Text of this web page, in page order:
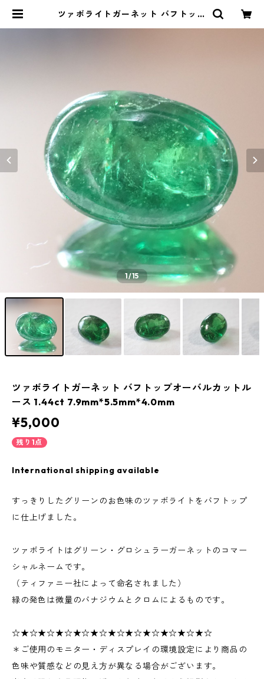
ツァボライトガーネット バフトップ
1/15
ツァボライトガーネット バフトップオーバルカットル
ース 1.44ct 7.9mm*5.5mm*4.0mm
¥5,000
残り1点
International shipping available
すっきりしたグリーンのお色味のツァボライトをバフトップ
に仕上げました。
ツァボライトはグリーン・グロシュラーガーネットのコマー
シャルネームです。
（ティファニー社によって命名されました）
緑の発色は微量のバナジウムとクロムによるものです。
☆★☆★☆★☆★☆★☆★☆★☆★☆★☆★☆★☆
＊ご使用のモニター・ディスプレイの環境設定により商品の
色味や質感などの見え方が異なる場合がございます。